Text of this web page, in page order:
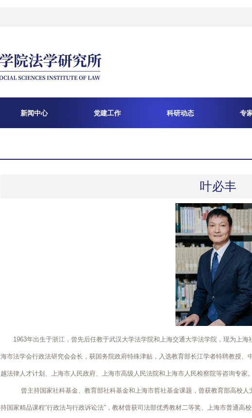
新闻中心 党建工作 科研动态 专
叶必丰
1963年出生于浙江，曾先后任教于武汉大学法学院和上海交通大学法学院，现为上
海市法学会行政法研究会会长，获国务院政府特殊津贴，入选教育部长江学者特聘教授、
越法律人才计划、上海市人民政府、上海市高级人民法院和上海市人民检察院等咨询专家。
曾主持国家社科基金、教育部社科基金和上海市哲社基金课题，曾获教育部高校
持国家精品课程“行政法与行政诉讼法”，教材曾获司法部优秀教材二等奖、上海市普通高